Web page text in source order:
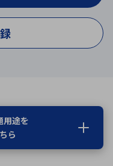
用途を
ら